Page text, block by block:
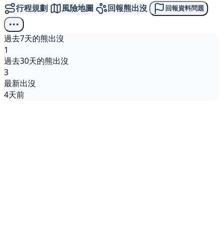
行程規劃 風險地圖 回報熊出沒 回報資料問題
過去7天的熊出沒
1
過去30天的熊出沒
3
最新出沒
4天前